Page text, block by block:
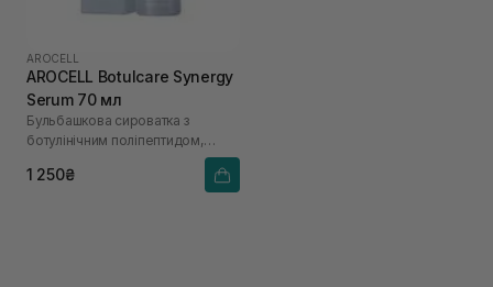
AROCELL
AROCELL Botulcare Synergy
Serum 70 мл
Бульбашкова сироватка з
ботулінічним поліпептидом,
1 250₴